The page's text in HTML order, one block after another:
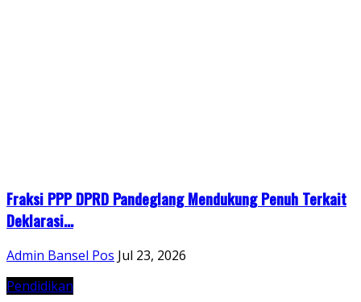
Fraksi PPP DPRD Pandeglang Mendukung Penuh Terkait
Deklarasi...
Admin Bansel Pos Jul 23, 2026
Pendidikan